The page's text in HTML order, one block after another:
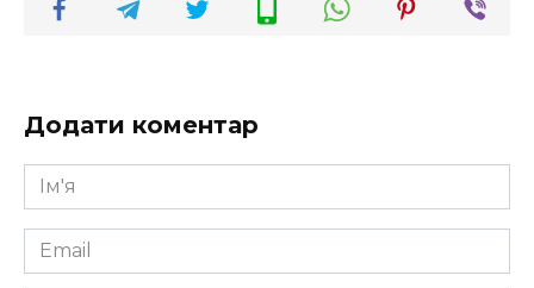
Додати коментар
Ім'я
*
Email
*